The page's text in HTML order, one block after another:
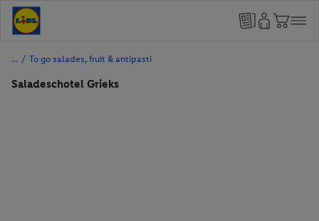
/ To go salades, fruit & antipasti
Saladeschotel Grieks